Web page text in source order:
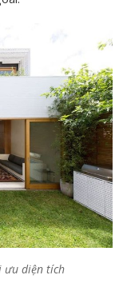
ưu diện tích